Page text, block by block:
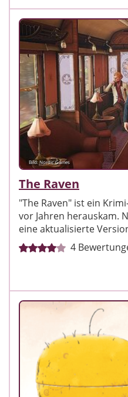
Bild: Nordic Games
The Raven
"The Raven" ist ein
vor Jahren herauskam.
eine aktualisierte
4